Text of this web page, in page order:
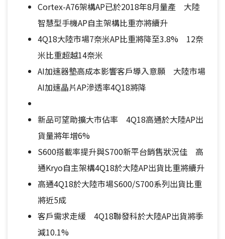
Cortex-A76架構AP已於2018年8月量產 大陸
智慧型手機AP自主架構比重亦將續升
4Q18大陸市場7奈米AP比重將降至3.8% 12奈
米比重超越14奈米
AI加速器墊高成本影響客戶導入意願 大陸市場
AI加速晶片AP滲透率4Q18將降
新品可望助擴大市佔率 4Q18高通於大陸AP出
貨量將年增6%
S600搭載率提升與S700新平台銷售狀況佳 高
通Kryo自主架構4Q18於大陸AP出貨比重將續升
高通4Q18於大陸市場S600/S700系列出貨比重
將近5成
客戶需求走緩 4Q18聯發科於大陸AP出貨將季
減10.1%